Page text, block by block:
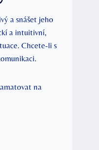
a snášet jeho
a intuitivní,
Chcete-li s
na